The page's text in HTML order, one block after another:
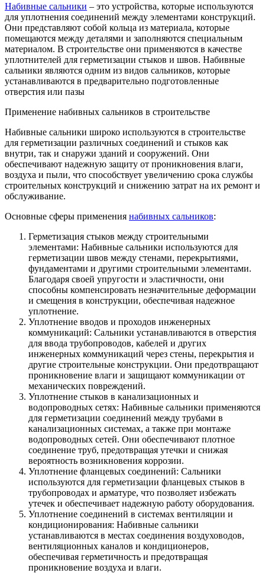
Набивные сальники – это устройства, которые используются
для уплотнения соединений между элементами конструкций.
Они представляют собой кольца из материала, которые
помещаются между деталями и заполняются специальным
материалом. В строительстве они применяются в качестве
уплотнителей для герметизации стыков и швов. Набивные
сальники являются одним из видов сальников, которые
устанавливаются в предварительно подготовленные
отверстия или пазы
Применение набивных сальников в строительстве
Набивные сальники широко используются в строительстве
для герметизации различных соединений и стыков как
внутри, так и снаружи зданий и сооружений. Они
обеспечивают надежную защиту от проникновения влаги,
воздуха и пыли, что способствует увеличению срока службы
строительных конструкций и снижению затрат на их ремонт и
обслуживание.
Основные сферы применения набивных сальников:
Герметизация стыков между строительными
элементами: Набивные сальники используются для
герметизации швов между стенами, перекрытиями,
фундаментами и другими строительными элементами.
Благодаря своей упругости и эластичности, они
способны компенсировать незначительные деформации
и смещения в конструкции, обеспечивая надежное
уплотнение.
Уплотнение вводов и проходов инженерных
коммуникаций: Сальники устанавливаются в отверстия
для ввода трубопроводов, кабелей и других
инженерных коммуникаций через стены, перекрытия и
другие строительные конструкции. Они предотвращают
проникновение влаги и защищают коммуникации от
механических повреждений.
Уплотнение стыков в канализационных и
водопроводных сетях: Набивные сальники применяются
для герметизации соединений между трубами в
канализационных системах, а также при монтаже
водопроводных сетей. Они обеспечивают плотное
соединение труб, предотвращая утечки и снижая
вероятность возникновения коррозии.
Уплотнение фланцевых соединений: Сальники
используются для герметизации фланцевых стыков в
трубопроводах и арматуре, что позволяет избежать
утечек и обеспечивает надежную работу оборудования.
Уплотнение соединений в системах вентиляции и
кондиционирования: Набивные сальники
устанавливаются в местах соединения воздуховодов,
вентиляционных каналов и кондиционеров,
обеспечивая герметичность и предотвращая
проникновение воздуха и влаги.